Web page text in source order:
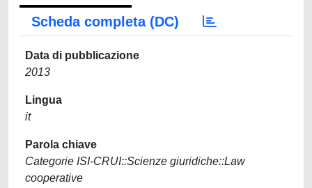
Scheda completa (DC)
Data di pubblicazione
2013
Lingua
it
Parola chiave
Categorie ISI-CRUI::Scienze giuridiche::Law
cooperative